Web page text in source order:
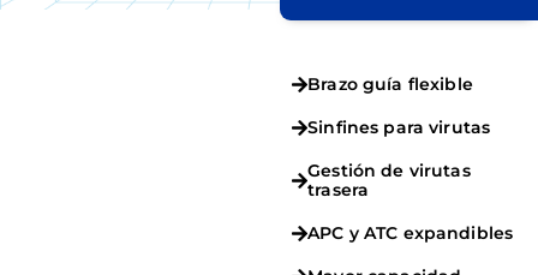
Brazo guía flexible
Sinfines para virutas
Gestión de virutas
trasera
APC y ATC expandibles